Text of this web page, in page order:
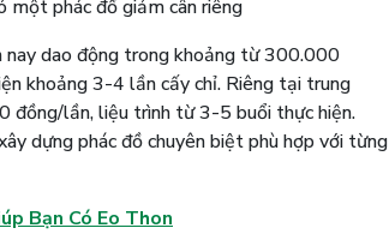
một phác đồ giảm cân riêng
nay dao động trong khoảng từ 300.000
khoảng 3-4 lần cấy chỉ. Riêng tại trung
đồng/lần, liệu trình từ 3-5 buổi thực hiện.
dựng phác đồ chuyên biệt phù hợp với từng
Bạn Có Eo Thon